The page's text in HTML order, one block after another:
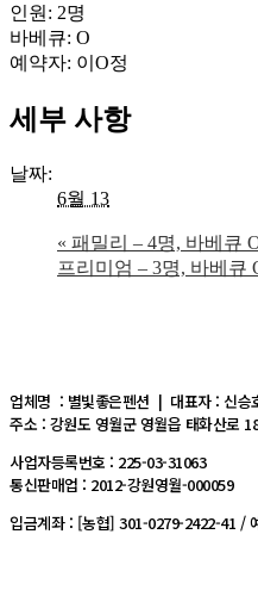
인원: 2명
바베큐: O
예약자: 이O정
세부 사항
날짜:
6월 13
« 패밀리 – 4명, 바베큐
프리미엄 – 3명, 바베큐
업체명 : 별빛좋은펜션 | 대표자 : 신승
주소 : 강원도 영월군 영월읍 태화산로
사업자등록번호 : 225-03-31063
통신판매업 : 2012-강원영월-000059
입금계좌 : [농협] 301-0279-2422-41 /